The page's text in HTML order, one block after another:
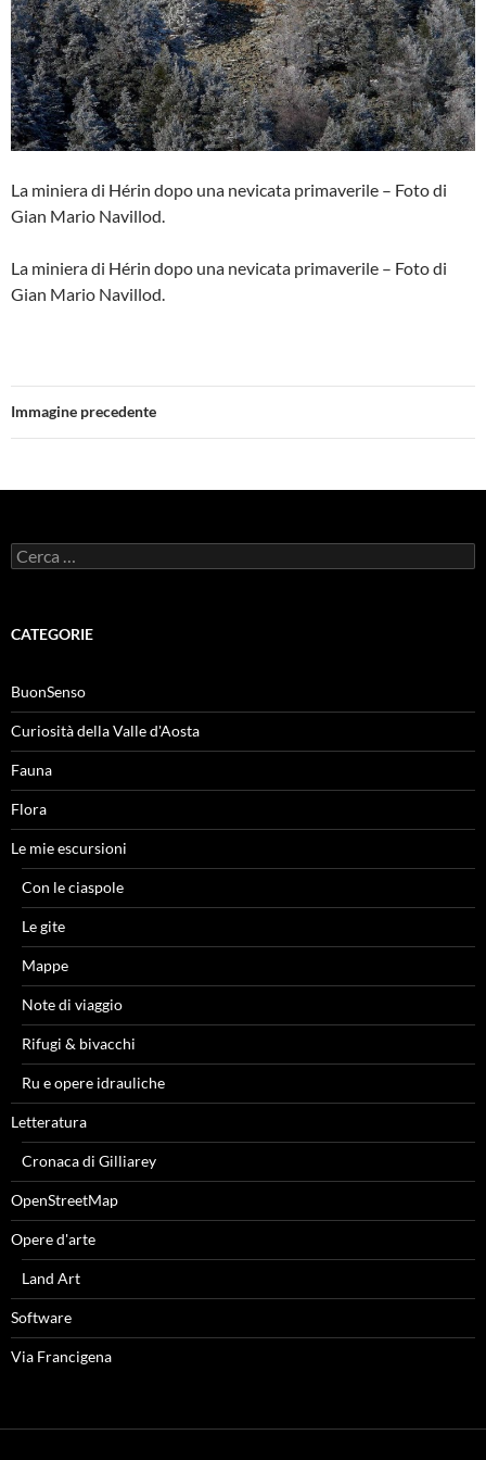
La miniera di Hérin dopo una nevicata primaverile – Foto di
Gian Mario Navillod.
La miniera di Hérin dopo una nevicata primaverile – Foto di
Gian Mario Navillod.
Immagine precedente
Ricerca
per:
CATEGORIE
BuonSenso
Curiosità della Valle d'Aosta
Fauna
Flora
Le mie escursioni
Con le ciaspole
Le gite
Mappe
Note di viaggio
Rifugi & bivacchi
Ru e opere idrauliche
Letteratura
Cronaca di Gilliarey
OpenStreetMap
Opere d'arte
Land Art
Software
Via Francigena